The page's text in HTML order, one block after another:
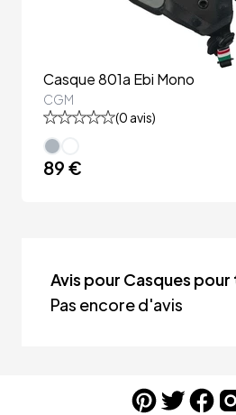
Casque 801a Ebi Mono
CGM
(0 avis)
89 €
Avis pour Casques
Pas encore d'avis